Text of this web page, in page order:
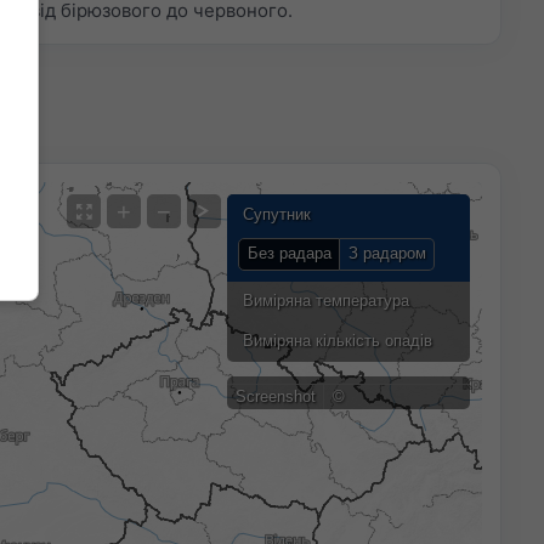
від бірюзового до червоного.
Screenshot ©
Супутник
Без радара З радаром
Виміряна температура
Виміряна кількість опадів
+ −